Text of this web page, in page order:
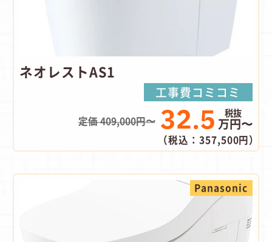
ネオレストAS1
工事費コミコミ
定価 409,000円〜 32.5 万円〜
（税込：357,500円）
Panasonic